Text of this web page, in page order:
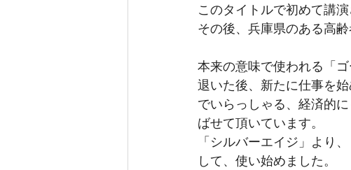
このタイトルで初めて講
その後、兵庫県のある高
本来の意味で使われる「
退いた後、新たに仕事を
でいらっしゃる、経済的
ばせて頂いています。
「シルバーエイジ」より
して、使い始めました。